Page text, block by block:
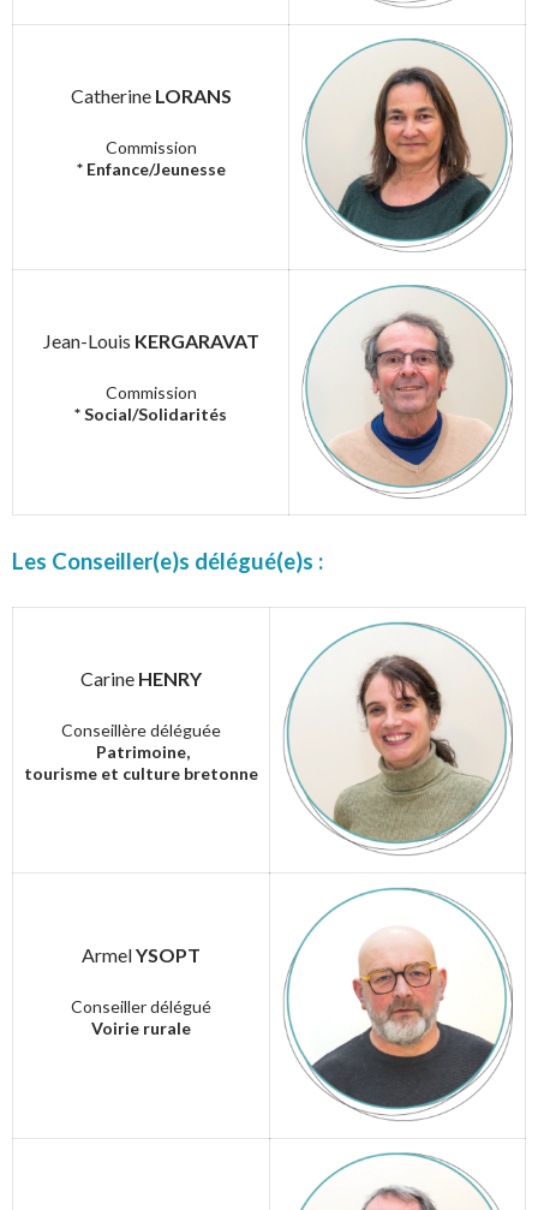
Catherine LORANS
Commission
* Enfance/Jeunesse
Jean-Louis KERGARAVAT
Commission
* Social/Solidarités
Les Conseiller(e)s délégué(e)s :
Carine HENRY
Conseillère déléguée
Patrimoine,
tourisme et culture bretonne
ArmelYSOPT
Conseiller délégué
Voirie rurale